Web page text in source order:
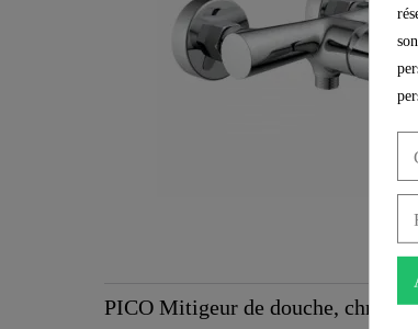
PICO Mitigeur de douche, chrome